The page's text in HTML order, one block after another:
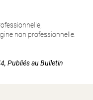
non professionnelle.
Publiés au Bulletin